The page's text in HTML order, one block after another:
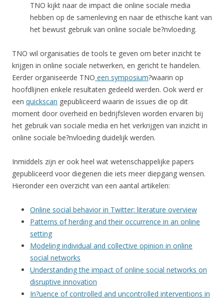
TNO kijkt naar de impact die online sociale media
hebben op de samenleving en naar de ethische kant van
het bewust gebruik van online sociale be?nvloeding.
TNO wil organisaties de tools te geven om beter inzicht te
krijgen in online sociale netwerken, en gericht te handelen.
Eerder organiseerde TNO een symposium?waarin op
hoofdlijnen enkele resultaten gedeeld werden. Ook werd er
een quickscan gepubliceerd waarin de issues die op dit
moment door overheid en bedrijfsleven worden ervaren bij
het gebruik van sociale media en het verkrijgen van inzicht in
online sociale be?nvloeding duidelijk werden.
Inmiddels zijn er ook heel wat wetenschappelijke papers
gepubliceerd voor diegenen die iets meer diepgang wensen.
Hieronder een overzicht van een aantal artikelen:
Online social behavior in Twitter: literature overview
Patterns of herding and their occurrence in an online
setting
Modeling individual and collective opinion in online
social networks
Understanding the impact of online social networks on
disruptive innovation
In?uence of controlled and uncontrolled interventions in